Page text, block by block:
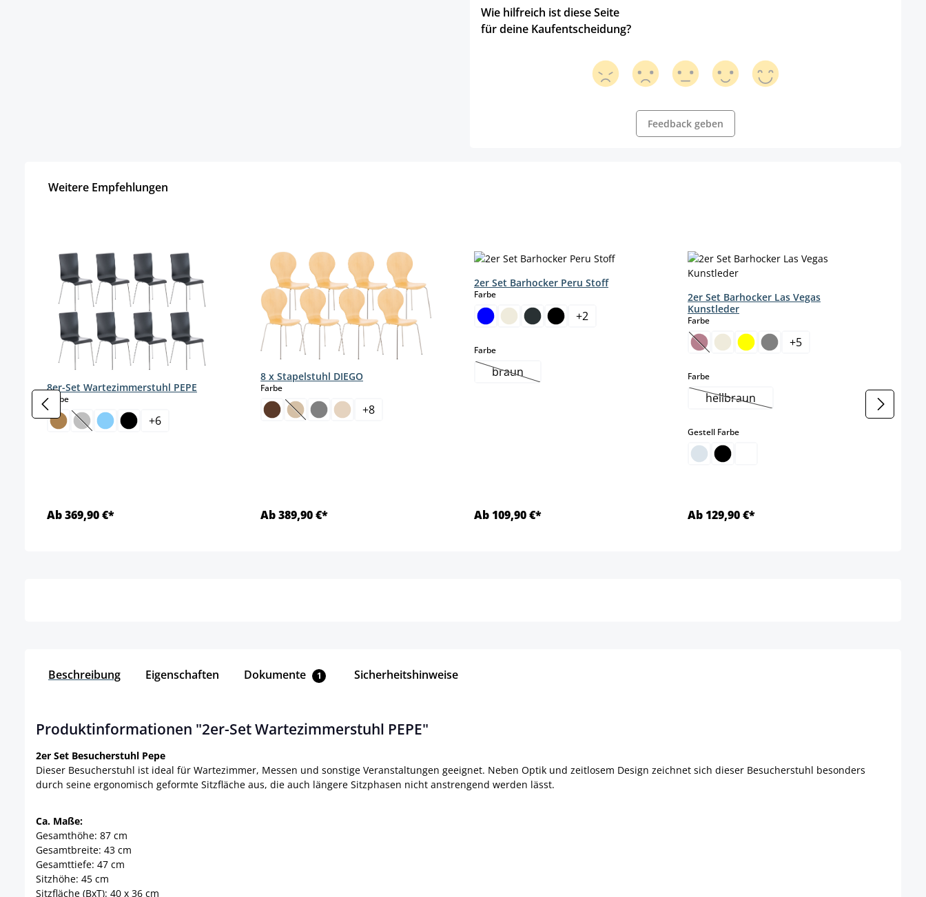
Wie hilfreich ist diese Seite
für deine Kaufentscheidung?
Feedback geben
Weitere Empfehlungen
8er-Set Wartezimmerstuhl PEPE
Farbeauswählen
(Diese Option ist zurzeit nicht verfügbar.)
+6
Ab 369,90 €*
8 x Stapelstuhl DIEGO
Farbeauswählen
(Diese Option ist zurzeit nicht verfügbar.)
+8
Ab 389,90 €*
2er Set Barhocker Peru Stoff
Farbeauswählen
+2
Farbeauswählen
braun(Diese Option ist zurzeit nicht verfügbar.)
Ab 109,90 €*
2er Set Barhocker Las Vegas
Kunstleder
Farbeauswählen
(Diese Option ist zurzeit nicht verfügbar.)
+5
Farbeauswählen
hellbraun(Diese Option ist zurzeit nicht verfügbar.)
Gestell Farbeauswählen
Ab 129,90 €*
Beschreibung Eigenschaften Dokumente 1 Sicherheitshinweise
Produktinformationen "2er-Set Wartezimmerstuhl PEPE"
2er Set Besucherstuhl Pepe
Dieser Besucherstuhl ist ideal für Wartezimmer, Messen und sonstige Veranstaltungen geeignet. Neben Optik und zeitlosem Design zeichnet sich dieser Besucherstuhl besonders
durch seine ergonomisch geformte Sitzfläche aus, die auch längere Sitzphasen nicht anstrengend werden lässt.
Ca. Maße:
Gesamthöhe: 87 cm
Gesamtbreite: 43 cm
Gesamttiefe: 47 cm
Sitzhöhe: 45 cm
Sitzfläche (BxT): 40 x 36 cm